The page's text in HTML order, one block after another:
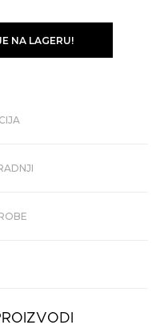
NA LAGERU!